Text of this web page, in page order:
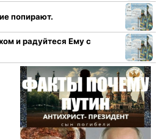
попирают.
и радуйтеся Ему с